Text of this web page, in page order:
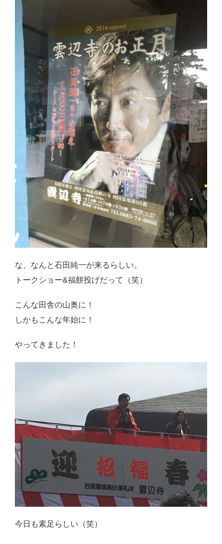
な、なんと石田純一が来るらしい。
トークショー&福餅投げだって（笑）
こんな田舎の山奥に！
しかもこんな年始に！
やってきました！
今日も素足らしい（笑）